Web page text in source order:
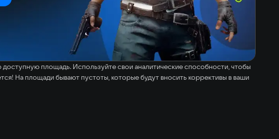
площадь. Используйте свои аналитические способности, чтобы
На площади бывают пустоты, которые будут вносить коррективы в ваши